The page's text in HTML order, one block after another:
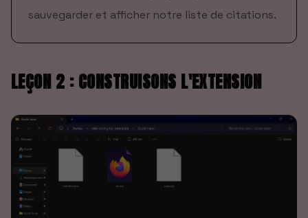
sauvegarder et afficher notre liste de citations.
LEÇON 2 : CONSTRUISONS L'EXTENSION